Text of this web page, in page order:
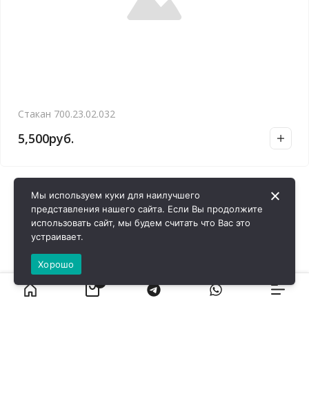
Стакан 700.23.02.032
5,500руб.
Мы используем куки для наилучшего
представления нашего сайта. Если Вы продолжите
использовать сайт, мы будем считать что Вас это
устраивает.
Хорошо